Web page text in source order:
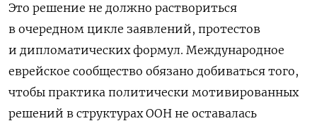
Это решение не должно раствориться
в очередном цикле заявлений, протестов
и дипломатических формул. Международное
еврейское сообщество обязано добиваться того,
чтобы практика политически мотивированных
решений в структурах ООН не оставалась